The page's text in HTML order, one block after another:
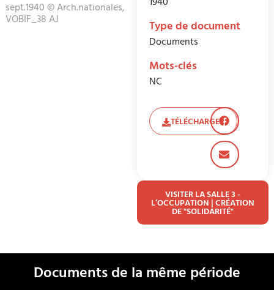
sept.1940 © Arch.nationales,
VOBIF_38 AJ Type de document
Documents
Mots-clés
NC
TÉLÉCHARGER
VISITER LA SALLE 3 -
L’OCCUPATION | CRÉATION
DE "SOLIDARITÉ"
Documents de la même période